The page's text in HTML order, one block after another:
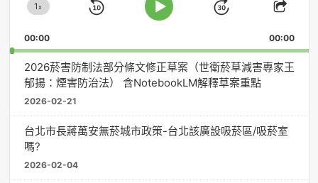
Change
Rate
1x
Skip
Play
Jump
Forward
Share
00:00 00:00
2026菸害防制法部分條文修正草案（世衛菸草減害專家王
郁揚：煙害防治法） 含NotebookLM解釋草案重點
2026-02-21
台北市長蔣萬安無菸城市政策-台北該廣設吸菸區/吸菸室
嗎?
2026-02-04